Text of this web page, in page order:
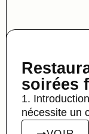
soirées
1.
nécessite un